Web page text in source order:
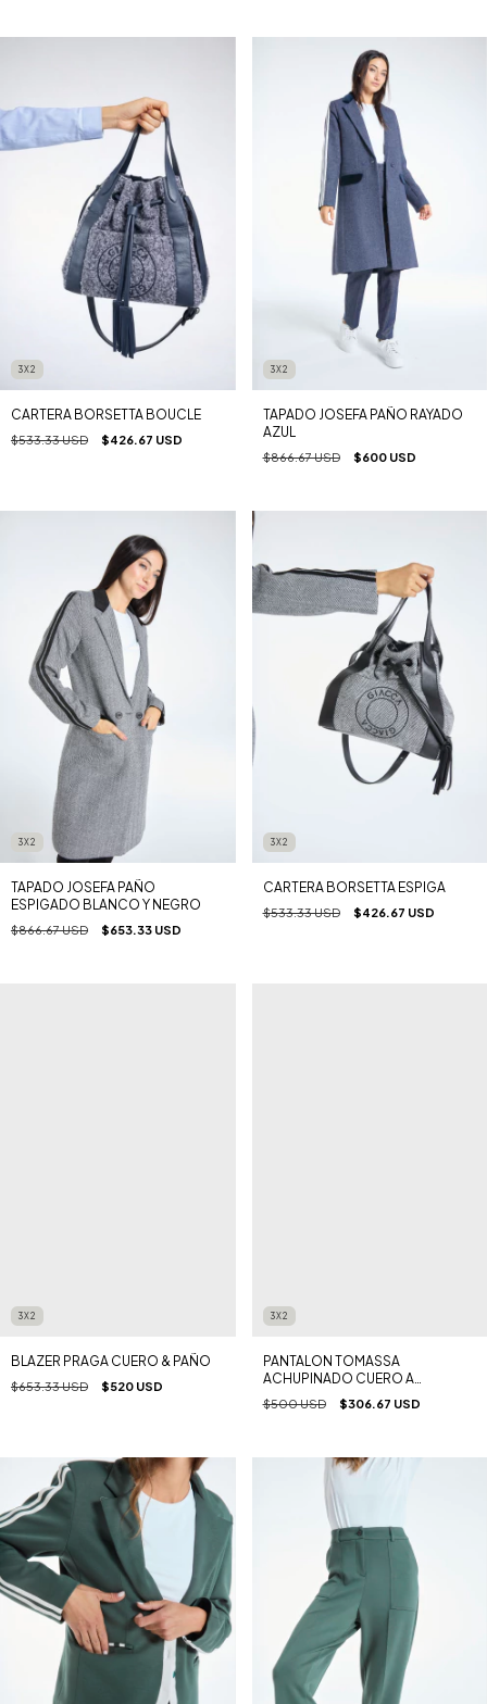
3X2
CARTERA BORSETTA BOUCLE
$533.33 USD $426.67 USD
3X2
TAPADO JOSEFA PAÑO RAYADO
AZUL
$866.67 USD $600 USD
3X2
TAPADO JOSEFA PAÑO
ESPIGADO BLANCO Y NEGRO
$866.67 USD $653.33 USD
3X2
CARTERA BORSETTA ESPIGA
$533.33 USD $426.67 USD
3X2
BLAZER PRAGA CUERO & PAÑO
$653.33 USD $520 USD
3X2
PANTALON TOMASSA
ACHUPINADO CUERO A
ROMBOS NEGRO
$500 USD $306.67 USD